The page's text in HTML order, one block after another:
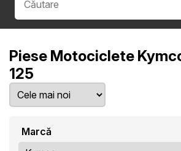
Piese Motociclete
125
Marcă